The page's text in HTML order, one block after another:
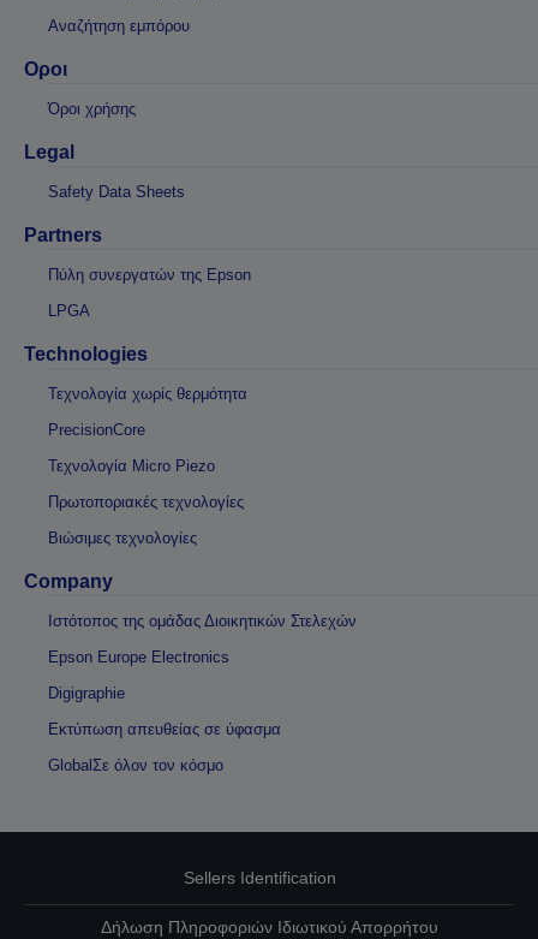
Αναζήτηση εμπόρου
Οροι
Όροι χρήσης
Legal
Safety Data Sheets
Partners
Πύλη συνεργατών της Epson
LPGA
Technologies
Τεχνολογία χωρίς θερμότητα
PrecisionCore
Τεχνολογία Micro Piezo
Πρωτοποριακές τεχνολογίες
Βιώσιμες τεχνολογίες
Company
Ιστότοπος της ομάδας Διοικητικών Στελεχών
Epson Europe Electronics
Digigraphie
Εκτύπωση απευθείας σε ύφασμα
GlobalΣε όλον τον κόσμο
Sellers Identification
Δήλωση Πληροφοριών Ιδιωτικού Απορρήτου